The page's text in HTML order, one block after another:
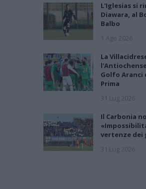
L'Iglesias si
Diawara, al
Balbo
1 Ago 2026
La
Golfo Aranci
Prima
31 Lug 2026
Il Carbonia
vertenze dei
31 Lug 2026